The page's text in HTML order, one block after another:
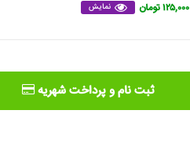
نمایش ۱۲۵,۰۰۰ تومان
ثبت نام و پرداخت شهریه